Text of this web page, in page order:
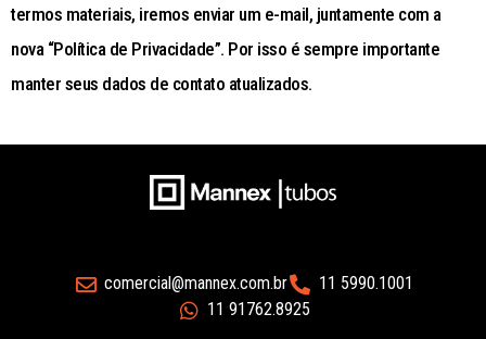
termos materiais, iremos enviar um e-mail, juntamente com a
nova “Política de Privacidade”. Por isso é sempre importante
manter seus dados de contato atualizados.
comercial@mannex.com.br
11 5990.1001
11 91762.8925